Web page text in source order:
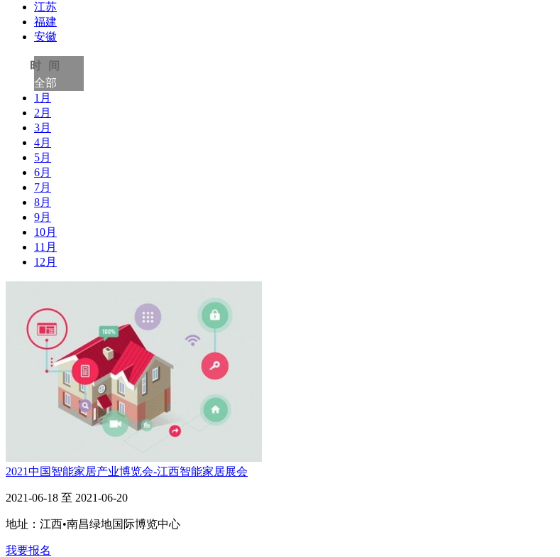
江苏
福建
安徽
时间
全部
1月
2月
3月
4月
5月
6月
7月
8月
9月
10月
11月
12月
2021中国智能家居产业博览会-江西智能家居展会
2021-06-18 至 2021-06-20
地址：江西•南昌绿地国际博览中心
我要报名